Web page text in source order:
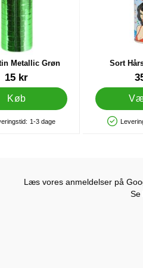
Metallic Grøn
15 kr
Køb
På lager
1-3 dage
Sort
Læs vores anmeldelser på
Se